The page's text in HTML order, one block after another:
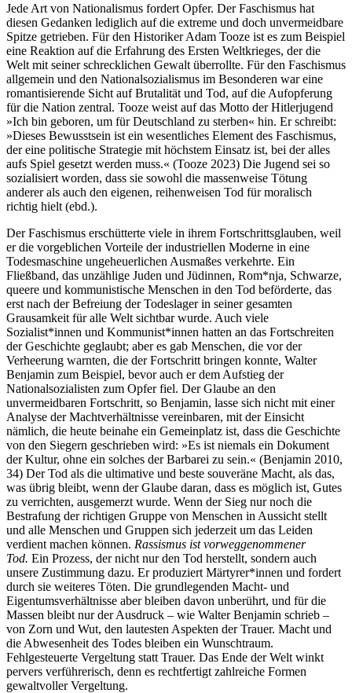
Jede Art von Nationalismus fordert Opfer. Der Faschismus hat
diesen Gedanken lediglich auf die extreme und doch unvermeidbare
Spitze getrieben. Für den Historiker Adam Tooze ist es zum Beispiel
eine Reaktion auf die Erfahrung des Ersten Weltkrieges, der die
Welt mit seiner schrecklichen Gewalt überrollte. Für den Faschismus
allgemein und den Nationalsozialismus im Besonderen war eine
romantisierende Sicht auf Brutalität und Tod, auf die Aufopferung
für die Nation zentral. Tooze weist auf das Motto der Hitlerjugend
»Ich bin geboren, um für Deutschland zu sterben« hin. Er schreibt:
»Dieses Bewusstsein ist ein wesentliches Element des Faschismus,
der eine politische Strategie mit höchstem Einsatz ist, bei der alles
aufs Spiel gesetzt werden muss.« (Tooze 2023) Die Jugend sei so
sozialisiert worden, dass sie sowohl die massenweise Tötung
anderer als auch den eigenen, reihenweisen Tod für moralisch
richtig hielt (ebd.).
Der Faschismus erschütterte viele in ihrem Fortschrittsglauben, weil
er die vorgeblichen Vorteile der industriellen Moderne in eine
Todesmaschine ungeheuerlichen Ausmaßes verkehrte. Ein
Fließband, das unzählige Juden und Jüdinnen, Rom*nja, Schwarze,
queere und kommunistische Menschen in den Tod beförderte, das
erst nach der Befreiung der Todeslager in seiner gesamten
Grausamkeit für alle Welt sichtbar wurde. Auch viele
Sozialist*innen und Kommunist*innen hatten an das Fortschreiten
der Geschichte geglaubt; aber es gab Menschen, die vor der
Verheerung warnten, die der Fortschritt bringen konnte, Walter
Benjamin zum Beispiel, bevor auch er dem Aufstieg der
Nationalsozialisten zum Opfer fiel. Der Glaube an den
unvermeidbaren Fortschritt, so Benjamin, lasse sich nicht mit einer
Analyse der Machtverhältnisse vereinbaren, mit der Einsicht
nämlich, die heute beinahe ein Gemeinplatz ist, dass die Geschichte
von den Siegern geschrieben wird: »Es ist niemals ein Dokument
der Kultur, ohne ein solches der Barbarei zu sein.« (Benjamin 2010,
34) Der Tod als die ultimative und beste souveräne Macht, als das,
was übrig bleibt, wenn der Glaube daran, dass es möglich ist, Gutes
zu verrichten, ausgemerzt wurde. Wenn der Sieg nur noch die
Bestrafung der richtigen Gruppe von Menschen in Aussicht stellt
und alle Menschen und Gruppen sich jederzeit um das Leiden
verdient machen können. Rassismus ist vorweggenommener
Tod. Ein Prozess, der nicht nur den Tod herstellt, sondern auch
unsere Zustimmung dazu. Er produziert Märtyrer*innen und fordert
durch sie weiteres Töten. Die grundlegenden Macht- und
Eigentumsverhältnisse aber bleiben davon unberührt, und für die
Massen bleibt nur der Ausdruck – wie Walter Benjamin schrieb –
von Zorn und Wut, den lautesten Aspekten der Trauer. Macht und
die Abwesenheit des Todes bleiben ein Wunschtraum.
Fehlgesteuerte Vergeltung statt Trauer. Das Ende der Welt winkt
pervers verführerisch, denn es rechtfertigt zahlreiche Formen
gewaltvoller Vergeltung.